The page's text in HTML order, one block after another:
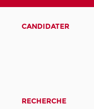
CANDIDATER
RECHERCHE